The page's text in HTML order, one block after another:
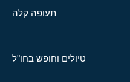
תעופה קלה
טיולים וחופש בחו"ל